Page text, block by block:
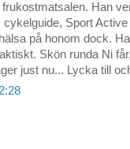
Han
Sport
på honom dock.
Skön runda Ni
just nu... Lycka till